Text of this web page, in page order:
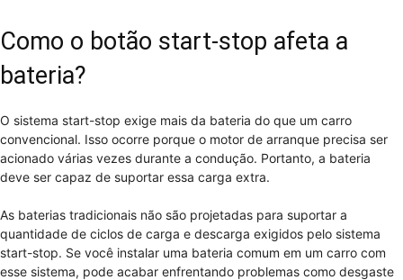
Como o botão start-stop afeta a
bateria?
O sistema start-stop exige mais da bateria do que um carro
convencional. Isso ocorre porque o motor de arranque precisa ser
acionado várias vezes durante a condução. Portanto, a bateria
deve ser capaz de suportar essa carga extra.
As baterias tradicionais não são projetadas para suportar a
quantidade de ciclos de carga e descarga exigidos pelo sistema
start-stop. Se você instalar uma bateria comum em um carro com
esse sistema, pode acabar enfrentando problemas como desgaste